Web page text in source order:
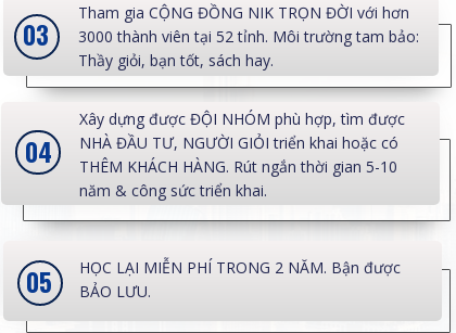
Tham gia CỘNG ĐỒNG NIK TRỌN ĐỜI với hơn
3000 thành viên tại 52 tỉnh. Môi trường tam bảo:
Thầy giỏi, bạn tốt, sách hay.
03
Xây dựng được ĐỘI NHÓM phù hợp, tìm được
NHÀ ĐẦU TƯ, NGƯỜI GIỎI triển khai hoặc có
THÊM KHÁCH HÀNG. Rút ngắn thời gian 5-10
năm & công sức triển khai.
04
HỌC LẠI MIỄN PHÍ TRONG 2 NĂM. Bận được
BẢO LƯU.
05